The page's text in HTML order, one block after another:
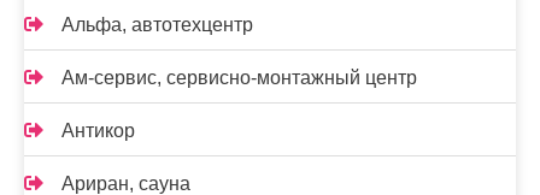
Альфа, автотехцентр
Ам-сервис, сервисно-монтажный центр
Антикор
Ариран, сауна